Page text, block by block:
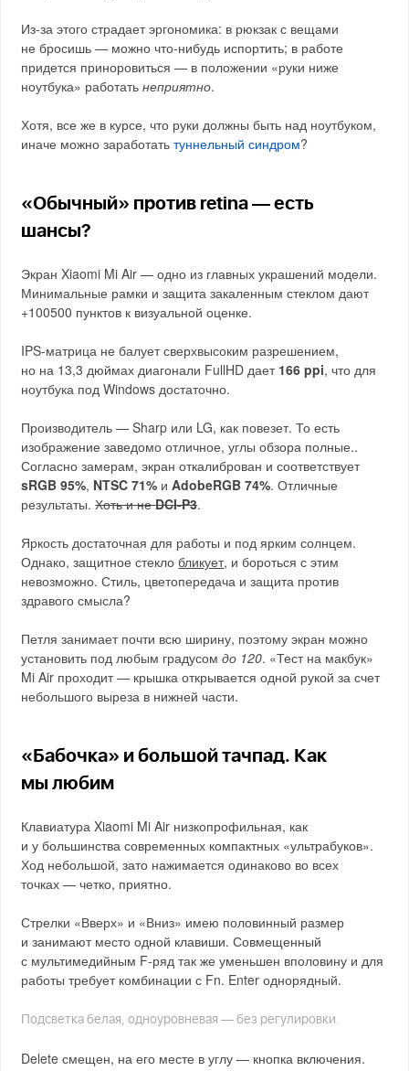
Из-за этого страдает эргономика: в рюкзак с вещами
не бросишь — можно что-нибудь испортить; в работе
придется приноровиться — в положении «руки ниже
ноутбука» работатьнеприятно.
Хотя, все же в курсе, что руки должны быть над ноутбуком,
иначе можно заработатьтуннельный синдром?
«Обычный» против retina — есть
шансы?
Экран Xiaomi Mi Air — одно из главных украшений модели.
Минимальные рамки и защита закаленным стеклом дают
+100500 пунктов к визуальной оценке.
IPS-матрица не балует сверхвысоким разрешением,
но на 13,3 дюймах диагонали FullHD дает 166 ppi, что для
ноутбука под Windows достаточно.
Производитель — Sharp или LG, как повезет. То есть
изображение заведомо отличное, углы обзора полные..
Согласно замерам, экран откалиброван и соответствует
sRGB 95%, NTSC 71% иAdobeRGB 74%. Отличные
результаты.Хоть и неDCI-P3.
Яркость достаточная для работы и под ярким солнцем.
Однако, защитное стеклобликует, и бороться с этим
невозможно. Стиль, цветопередача и защита против
здравого смысла?
Петля занимает почти всю ширину, поэтому экран можно
установить под любым градусомдо 120. «Тест на макбук»
Mi Air проходит — крышка открывается одной рукой за счет
небольшого выреза в нижней части.
«Бабочка» и большой тачпад. Как
мы любим
Клавиатура Xiaomi Mi Air низкопрофильная, как
и у большинства современных компактных «ультрабуков».
Ход небольшой, зато нажимается одинаково во всех
точках — четко, приятно.
Стрелки «Вверх» и «Вниз» имею половинный размер
и занимают место одной клавиши. Совмещенный
с мультимедийным F-ряд так же уменьшен вполовину и для
работы требует комбинации с Fn. Enter однорядный.
Подсветка белая, одноуровневая — без регулировки.
Delete смещен, на его месте в углу — кнопка включения.